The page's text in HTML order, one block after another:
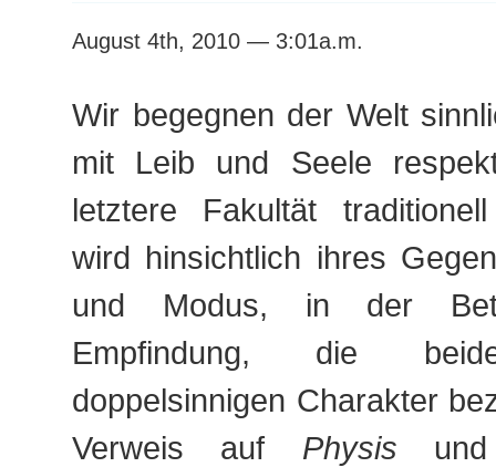
August 4th, 2010 — 3:01a.m.
Wir begegnen der Welt
mit Leib und Seele
letztere Fakultät
wird hinsichtlich ihres
und Modus, in der
Empfindung, die
doppelsinnigen Charakter
Verweis auf Physis